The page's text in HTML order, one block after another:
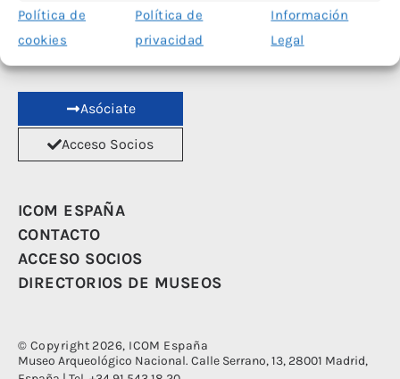
Política de
cookies
Política de
privacidad
Información
Legal
Las redes sociales de ICOM España han sido financiadas con el apoyo del
Ministerio de Cultura
Asóciate
Acceso Socios
ICOM ESPAÑA
CONTACTO
ACCESO SOCIOS
DIRECTORIOS DE MUSEOS
© Copyright 2026, ICOM España
Museo Arqueológico Nacional. Calle Serrano, 13, 28001 Madrid,